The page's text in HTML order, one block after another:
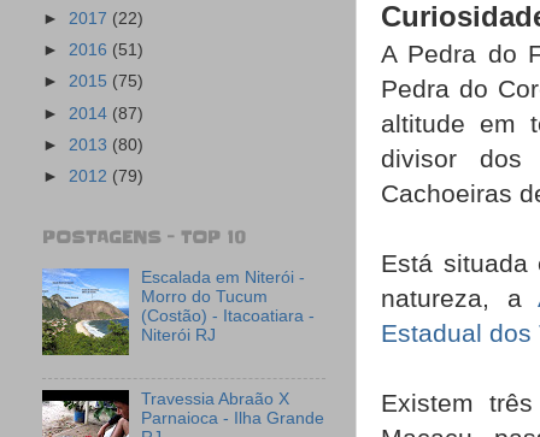
A Pedra do
Pedra do
altitude em
divisor dos
Cachoeiras
Está situada
natureza, a
Estadual dos
Existem
► 2017 (22)
► 2016 (51)
► 2015 (75)
► 2014 (87)
► 2013 (80)
► 2012 (79)
POSTAGENS - TOP 10
Escalada em Niterói -
Morro do Tucum
(Costão) - Itacoatiara -
Niterói RJ
Travessia Abraão X
Parnaioca - Ilha Grande